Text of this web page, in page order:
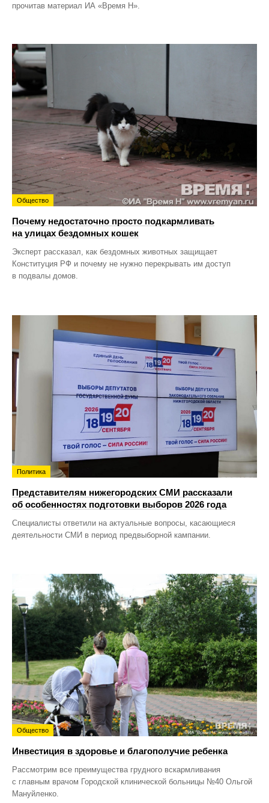
прочитав материал ИА «Время Н».
Общество
Почему недостаточно просто подкармливать
на улицах бездомных кошек
Эксперт рассказал, как бездомных животных защищает
Конституция РФ и почему не нужно перекрывать им доступ
в подвалы домов.
Политика
Представителям нижегородских СМИ рассказали
об особенностях подготовки выборов 2026 года
Специалисты ответили на актуальные вопросы, касающиеся
деятельности СМИ в период предвыборной кампании.
Общество
Инвестиция в здоровье и благополучие ребенка
Рассмотрим все преимущества грудного вскармливания
с главным врачом Городской клинической больницы №40 Ольгой
Мануйленко.